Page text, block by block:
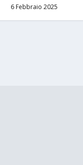
6 Febbraio 2025